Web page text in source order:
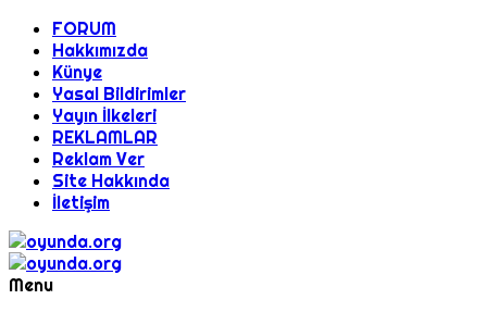
FORUM
Hakkımızda
Künye
Yasal Bildirimler
Yayın İlkeleri
REKLAMLAR
Reklam Ver
Site Hakkında
İletişim
Menu